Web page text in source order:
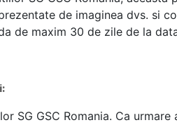
de imaginea dvs. si
de maxim 30 de zile de la
SG GSC Romania. Ca